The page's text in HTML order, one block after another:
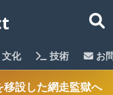
文化 技術 お
移設した網走監獄へ